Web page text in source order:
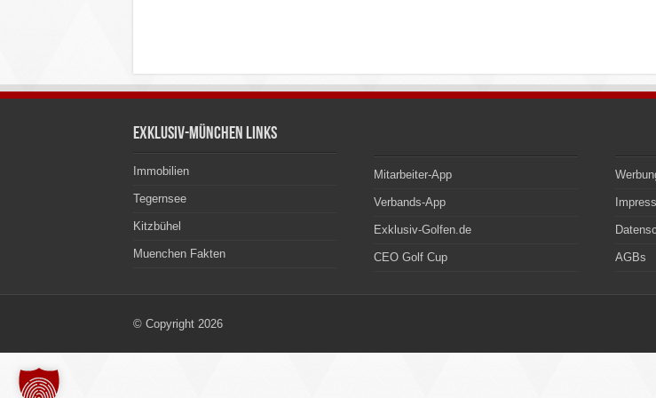
Exklusiv-München Links
Immobilien
Tegernsee
Kitzbühel
Muenchen Fakten
Mitarbeiter-App
Verbands-App
Exklusiv-Golfen.de
CEO Golf Cup AGBs
© Copyright 2026